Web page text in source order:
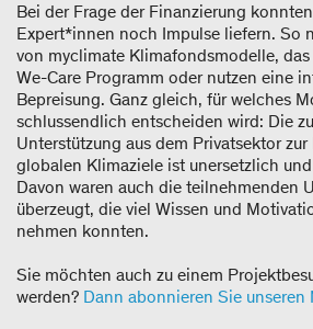
Bei der Frage der Finanzierung
Expert*innen noch Impulse liefern. So
von myclimate Klimafondsmodelle,
We-Care Programm oder nutzen eine
Bepreisung. Ganz gleich, für welches
schlussendlich entscheiden wird: Die
Unterstützung aus dem Privatsektor
globalen Klimaziele ist unersetzlich
Davon waren auch die teilnehmenden
überzeugt, die viel Wissen und
nehmen konnten.
Sie möchten auch zu einem
werden? Dann abonnieren Sie unseren